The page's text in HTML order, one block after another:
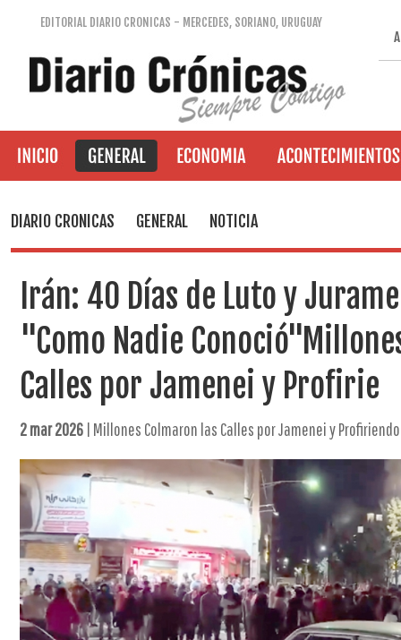
EDITORIAL DIARIO CRONICAS - MERCEDES, SORIANO, URUGUAY
DIARIO CRONICAS GENERAL NOTICIA
Irán: 40 Días de Luto y
"Como Nadie
Calles por Jamenei y Profirie
2 mar 2026 | Millones Colmaron las Calles por Jamenei y